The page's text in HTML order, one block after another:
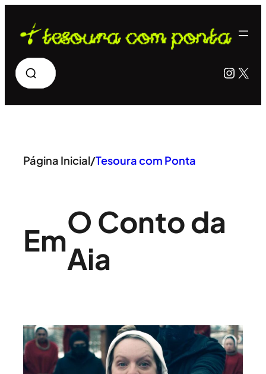
para
conteúdo
Pesquisar X
Página Inicial/Tesoura com Ponta
Em
O Conto da
Aia